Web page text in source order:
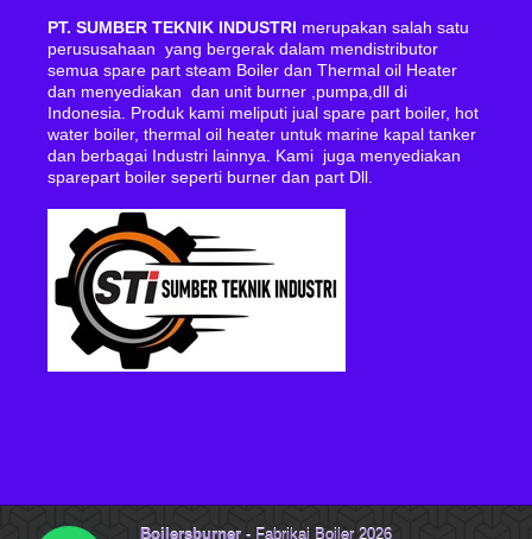
PT. SUMBER TEKNIK INDUSTRI merupakan salah satu
perususahaan yang bergerak dalam mendistributor
semua spare part steam Boiler dan Thermal oil Heater
dan menyediakan dan unit burner ,pumpa,dll di
Indonesia. Produk kami meliputi jual spare part boiler, hot
water boiler, thermal oil heater untuk marine kapal tanker
dan berbagai Industri lainnya. Kami juga menyediakan
sparepart boiler seperti burner dan part Dll.
Boilersburner - Fabrikai Boiler 2026